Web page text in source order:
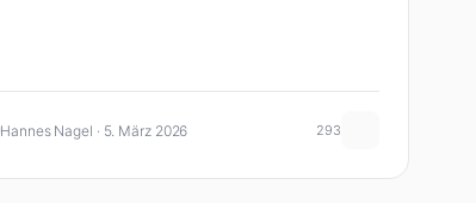
Hannes Nagel · 5. März 2026 293